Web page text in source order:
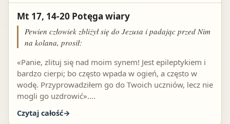
Mt 17, 14-20 Potęga wiary
Pewien człowiek zbliżył się do Jezusa i padając przed Nim
na kolana, prosił:
«Panie, zlituj się nad moim synem! Jest epileptykiem i
bardzo cierpi; bo często wpada w ogień, a często w
wodę. Przyprowadziłem go do Twoich uczniów, lecz nie
mogli go uzdrowić».…
Czytaj całość